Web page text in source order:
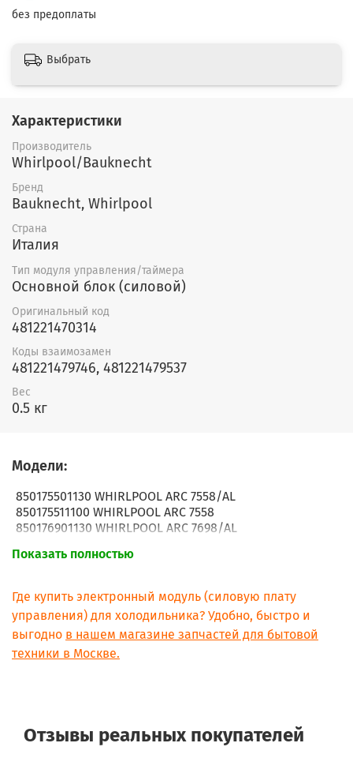
без предоплаты
Выбрать
Характеристики
Производитель
Whirlpool/Bauknecht
Бренд
Bauknecht, Whirlpool
Страна
Италия
Тип модуля управления/таймера
Основной блок (силовой)
Оригинальный код
481221470314
Коды взаимозамен
481221479746, 481221479537
Вес
0.5 кг
Модели:
850175501130 WHIRLPOOL ARC 7558/AL
850175511100 WHIRLPOOL ARC 7558
850176901130 WHIRLPOOL ARC 7698/AL
850176911140 WHIRLPOOL ARC 7698/IX
850176911104 WHIRLPOOL ARC 7698
855021501340 BAUKNECHT KGNA 335 BIO IN
850175511104 WHIRLPOOL ARC 7558
850175511144 WHIRLPOOL ARC 7558/IX
850176901134 WHIRLPOOL ARC 7698/AL
850175511143 WHIRLPOOL ARC 7558/IX
850176901133 WHIRLPOOL ARC 7698/AL
Показать полностью
Где купить электронный модуль (силовую плату
управления) для холодильника? Удобно, быстро и
выгодно в нашем магазине запчастей для бытовой
техники в Москве.
Отзывы реальных покупателей